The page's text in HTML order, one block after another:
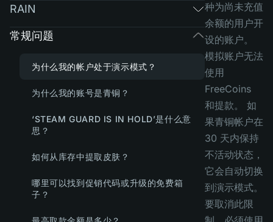
RAIN
常规问题
为什么我的帐户处于演示模式？
为什么我的账号是青铜？
‘STEAM GUARD IS IN HOLD’是什么意
思？
如何从库存中提取皮肤？
哪里可以找到促销代码或升级的免费箱
子？
种为尚未充值
余额的用户开
设的账户。
模拟账户无法
使用
FreeCoins
和提款。 如
果青铜帐户在
30 天内保持
不活动状态，
它会自动切换
到演示模式。
要取消此限